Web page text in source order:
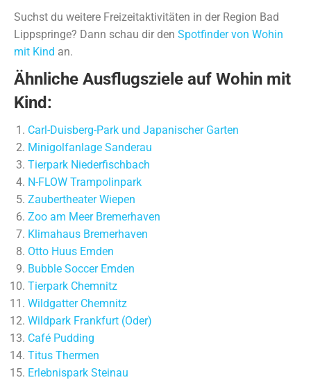
Suchst du weitere Freizeitaktivitäten in der Region Bad
Lippspringe? Dann schau dir den Spotfinder von Wohin
mit Kind an.
Ähnliche Ausflugsziele auf Wohin mit
Kind:
Carl-Duisberg-Park und Japanischer Garten
Minigolfanlage Sanderau
Tierpark Niederfischbach
N-FLOW Trampolinpark
Zaubertheater Wiepen
Zoo am Meer Bremerhaven
Klimahaus Bremerhaven
Otto Huus Emden
Bubble Soccer Emden
Tierpark Chemnitz
Wildgatter Chemnitz
Wildpark Frankfurt (Oder)
Café Pudding
Titus Thermen
Erlebnispark Steinau